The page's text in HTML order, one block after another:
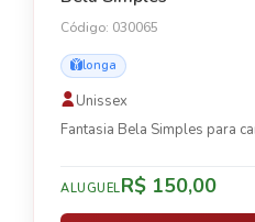
Código: 030065
longa
Unissex
Fantasia Bela Simples para
ALUGUELR$ 150,00